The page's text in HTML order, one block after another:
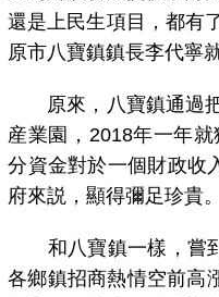
還是上民生項目，都有
原市八寶鎮鎮長李代寧
原來，八寶鎮通過把
産業園，2018年一年
分資金對於一個財政收
府來説，顯得彌足珍貴。
和八寶鎮一樣，嘗到
各鄉鎮招商熱情空前高